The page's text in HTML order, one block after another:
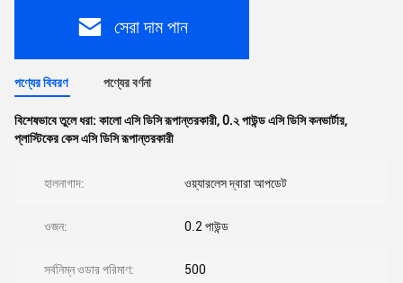
সেরা দাম পান
পণ্যের বিবরণ পণ্যের বর্ণনা
বিশেষভাবে তুলে ধরা: কালো এসি ডিসি রূপান্তরকারী,0.২ পাউন্ড এসি ডিসি কনভার্টার,
প্লাস্টিকের কেস এসি ডিসি রূপান্তরকারী
হালনাগাদ: ওয়্যারলেস দ্বারা আপডেট
ওজন: 0.2 পাউন্ড
সর্বনিম্ন ওডার পরিমাণ: 500